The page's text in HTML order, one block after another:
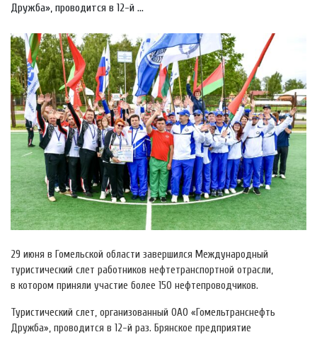
Дружба», проводится в 12-й ...
29 июня в Гомельской области завершился Международный
туристический слет работников нефтетранспортной отрасли,
в котором приняли участие более 150 нефтепроводчиков.
Туристический слет, организованный ОАО «Гомельтранснефть
Дружба», проводится в 12-й раз. Брянское предприятие